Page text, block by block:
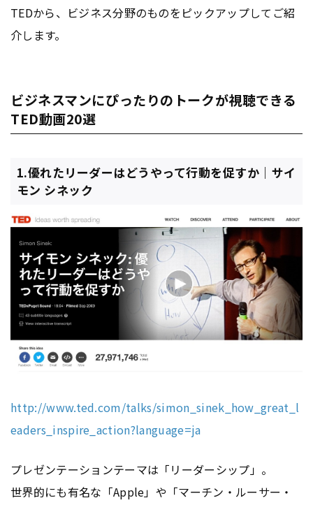
TEDから、ビジネス分野のものをピックアップしてご紹
介します。
ビジネスマンにぴったりのトークが視聴できる
TED動画20選
1.優れたリーダーはどうやって行動を促すか｜サイ
モン シネック
http://www.ted.com/talks/simon_sinek_how_great_l
eaders_inspire_action?language=ja
プレゼンテーションテーマは「リーダーシップ」。
世界的にも有名な「Apple」や「マーチン・ルーサー・